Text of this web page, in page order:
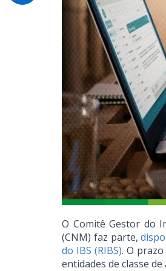
O Comitê Gestor do
(CNM) faz parte,
do IBS (RIBS). O
entidades de classe